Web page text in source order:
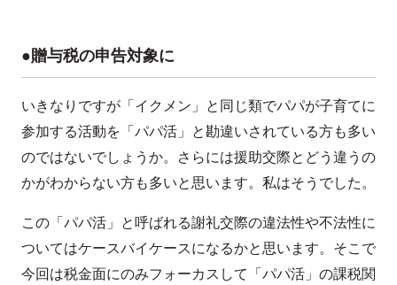
●贈与税の申告対象に
いきなりですが「イクメン」と同じ類でパパが子育てに
参加する活動を「パパ活」と勘違いされている方も多い
のではないでしょうか。さらには援助交際とどう違うの
かがわからない方も多いと思います。私はそうでした。
この「パパ活」と呼ばれる謝礼交際の違法性や不法性に
ついてはケースバイケースになるかと思います。そこで
今回は税金面にのみフォーカスして「パパ活」の課税関